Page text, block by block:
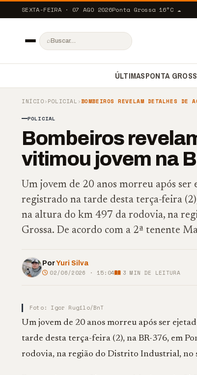
SEXTA-FEIRA · 07 AGO 2026Ponta Grossa 16°C ☁️
⌕
ÚLTIMASPONTA
INÍCIO›POLICIAL ›BOMBEIROS REVELAM DETALHES
POLICIAL
Bombeiros
vitimou jovem na
Um jovem de 20 anos morreu após
registrado na tarde desta terça-feira
na altura do km 497 da rodovia, na
Grossa. De acordo com a 2ª tenente
PorYuri Silva
02/06/2026 · 15:04 3 MIN DE LEITURA
Foto: Igor Rugilo/BnT
Um jovem de 20 anos morreu após ser
tarde desta terça-feira (2), na BR-376, em
rodovia, na região do Distrito Industrial, no